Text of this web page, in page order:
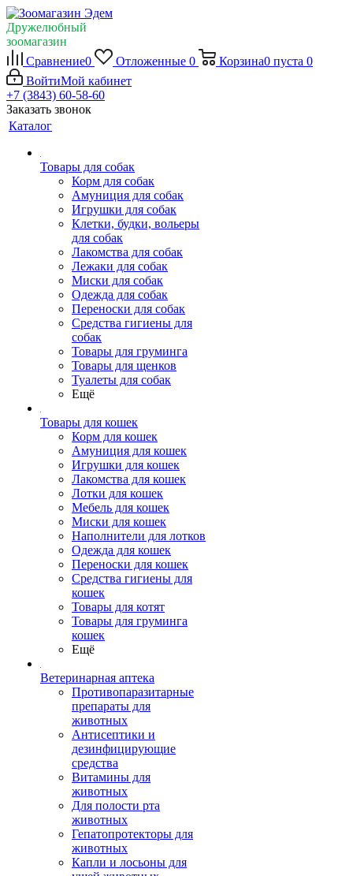
Дружелюбный
зоомагазин
Сравнение0 Отложенные 0 Корзина0 пуста 0
ВойтиМой кабинет
+7 (3843) 60-58-60
Заказать звонок
Каталог
Товары для собак
Корм для собак
Амуниция для собак
Игрушки для собак
Клетки, будки, вольеры
для собак
Лакомства для собак
Лежаки для собак
Миски для собак
Одежда для собак
Переноски для собак
Средства гигиены для
собак
Товары для груминга
Товары для щенков
Туалеты для собак
Ещё
Товары для кошек
Корм для кошек
Амуниция для кошек
Игрушки для кошек
Лакомства для кошек
Лотки для кошек
Мебель для кошек
Миски для кошек
Наполнители для лотков
Одежда для кошек
Переноски для кошек
Средства гигиены для
кошек
Товары для котят
Товары для груминга
кошек
Ещё
Ветеринарная аптека
Противопаразитарные
препараты для
животных
Антисептики и
дезинфицирующие
средства
Витамины для
животных
Для полости рта
животных
Гепатопротекторы для
животных
Капли и лосьоны для